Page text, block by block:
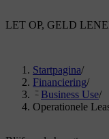
LET OP, GELD
Startpagina/
Financiering/
Business Use/
Operationele